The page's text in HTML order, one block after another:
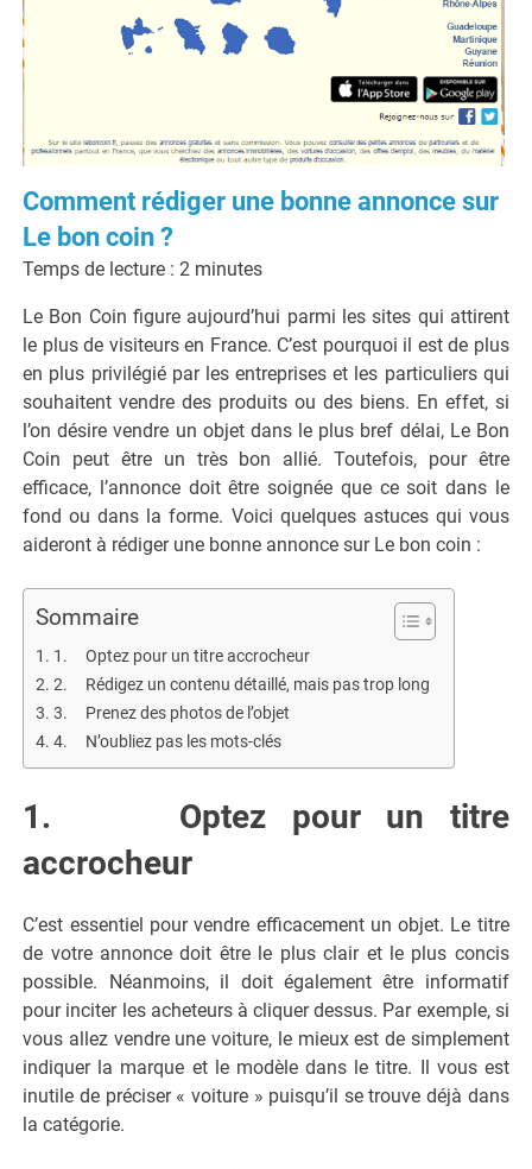
Comment rédiger une bonne annonce sur
Le bon coin ?
Temps de lecture : 2 minutes
Le Bon Coin figure aujourd’hui parmi les sites qui attirent
le plus de visiteurs en France. C’est pourquoi il est de plus
en plus privilégié par les entreprises et les particuliers qui
souhaitent vendre des produits ou des biens. En effet, si
l’on désire vendre un objet dans le plus bref délai, Le Bon
Coin peut être un très bon allié. Toutefois, pour être
efficace, l’annonce doit être soignée que ce soit dans le
fond ou dans la forme. Voici quelques astuces qui vous
aideront à rédiger une bonne annonce sur Le bon coin :
Sommaire
1. Optez pour un titre accrocheur
2. Rédigez un contenu détaillé, mais pas trop long
3. Prenez des photos de l’objet
4. N’oubliez pas les mots-clés
1. Optez pour un titre
accrocheur
C’est essentiel pour vendre efficacement un objet. Le titre
de votre annonce doit être le plus clair et le plus concis
possible. Néanmoins, il doit également être informatif
pour inciter les acheteurs à cliquer dessus. Par exemple, si
vous allez vendre une voiture, le mieux est de simplement
indiquer la marque et le modèle dans le titre. Il vous est
inutile de préciser « voiture » puisqu’il se trouve déjà dans
la catégorie.